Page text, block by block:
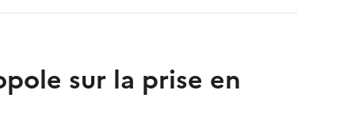
sur la prise en